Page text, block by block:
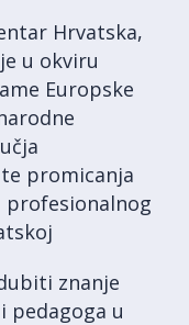
Hrvatska,
u okviru
Europske
promicanja
profesionalnog
znanje
pedagoga u